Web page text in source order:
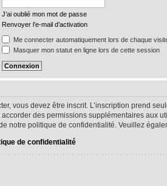
J’ai oublié mon mot de passe
Renvoyer l’e-mail d’activation
Me connecter automatiquement lors de chaque
Masquer mon statut en ligne lors de cette session
vous devez être inscrit. L’inscription prend
des permissions supplémentaires aux
notre politique de confidentialité. Veuillez
de confidentialité